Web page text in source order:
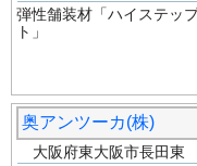
弾性舗装材「ハイステッ
ト」
奥アンツーカ(株)
大阪府東大阪市長田